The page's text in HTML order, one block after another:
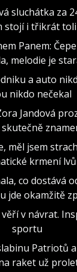
sluchátka za
stojí i třikrát
Panem:
melodie je
a auto
nikdo nečekal
Jandová
měl jsem
krmení lvů
co dostává
jde okamžitě
v návrat.
sportu
Patriotů
raket už